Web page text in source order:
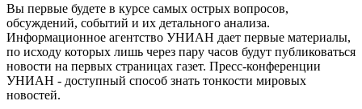
Вы первые будете в курсе самых острых вопросов,
обсуждений, событий и их детального анализа.
Информационное агентство УНИАН дает первые материалы,
по исходу которых лишь через пару часов будут публиковаться
новости на первых страницах газет. Пресс-конференции
УНИАН - доступный способ знать тонкости мировых
новостей.